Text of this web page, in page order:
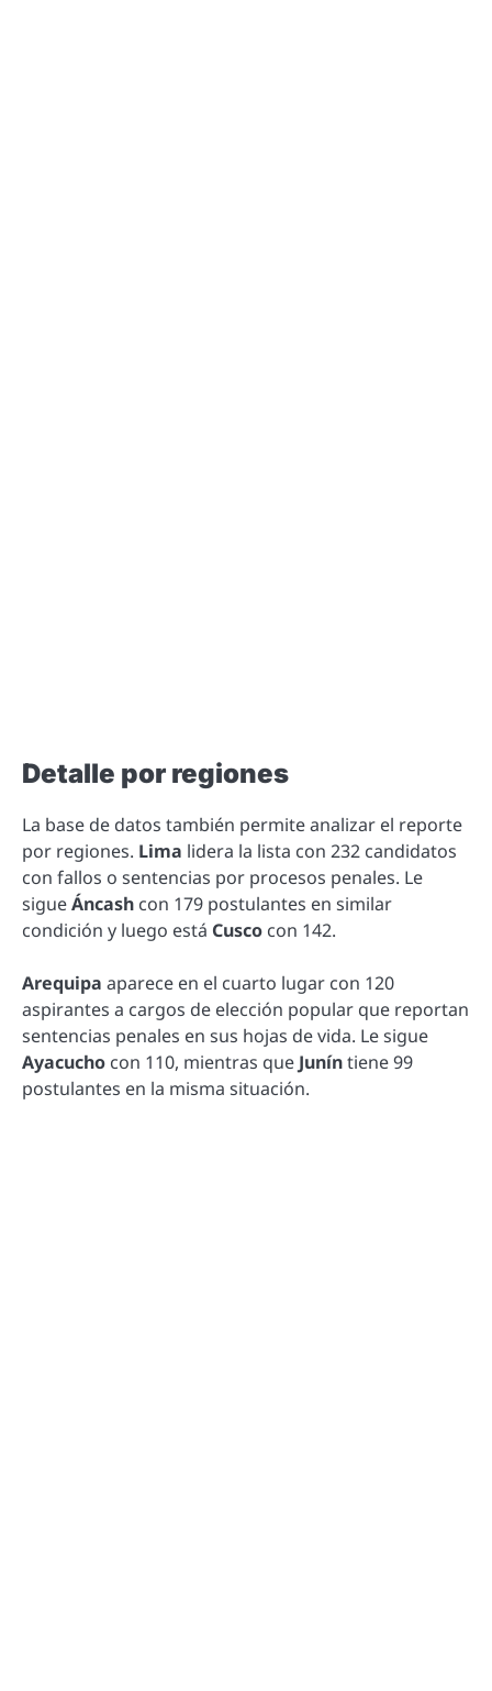
Detalle por regiones
La base de datos también permite analizar el reporte
por regiones. Lima lidera la lista con 232 candidatos
con fallos o sentencias por procesos penales. Le
sigueÁncash con 179 postulantes en similar
condición y luego está Cusco con 142.
Arequipa aparece en el cuarto lugar con 120
aspirantes a cargos de elección popular que reportan
sentencias penales en sus hojas de vida. Le sigue
Ayacucho con 110, mientras que Juníntiene 99
postulantes en la misma situación.